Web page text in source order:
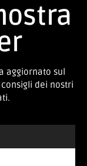
aggiornato sul
dei nostri